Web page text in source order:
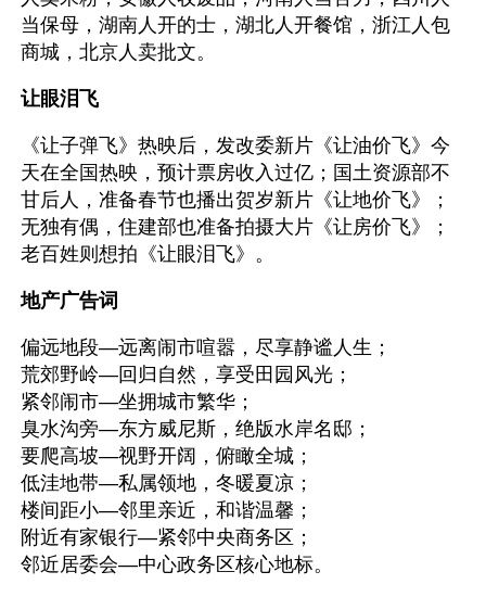
当保母，湖南人开的士，湖北人开餐馆，浙江人包
商城，北京人卖批文。
让眼泪飞
《让子弹飞》热映后，发改委新片《让油价飞》今
天在全国热映，预计票房收入过亿；国土资源部不
甘后人，准备春节也播出贺岁新片《让地价飞》；
无独有偶，住建部也准备拍摄大片《让房价飞》；
老百姓则想拍《让眼泪飞》。
地产广告词
偏远地段—远离闹市喧嚣，尽享静谧人生；
荒郊野岭—回归自然，享受田园风光；
紧邻闹市—坐拥城市繁华；
臭水沟旁—东方威尼斯，绝版水岸名邸；
要爬高坡—视野开阔，俯瞰全城；
低洼地带—私属领地，冬暖夏凉；
楼间距小—邻里亲近，和谐温馨；
附近有家银行—紧邻中央商务区；
邻近居委会—中心政务区核心地标。